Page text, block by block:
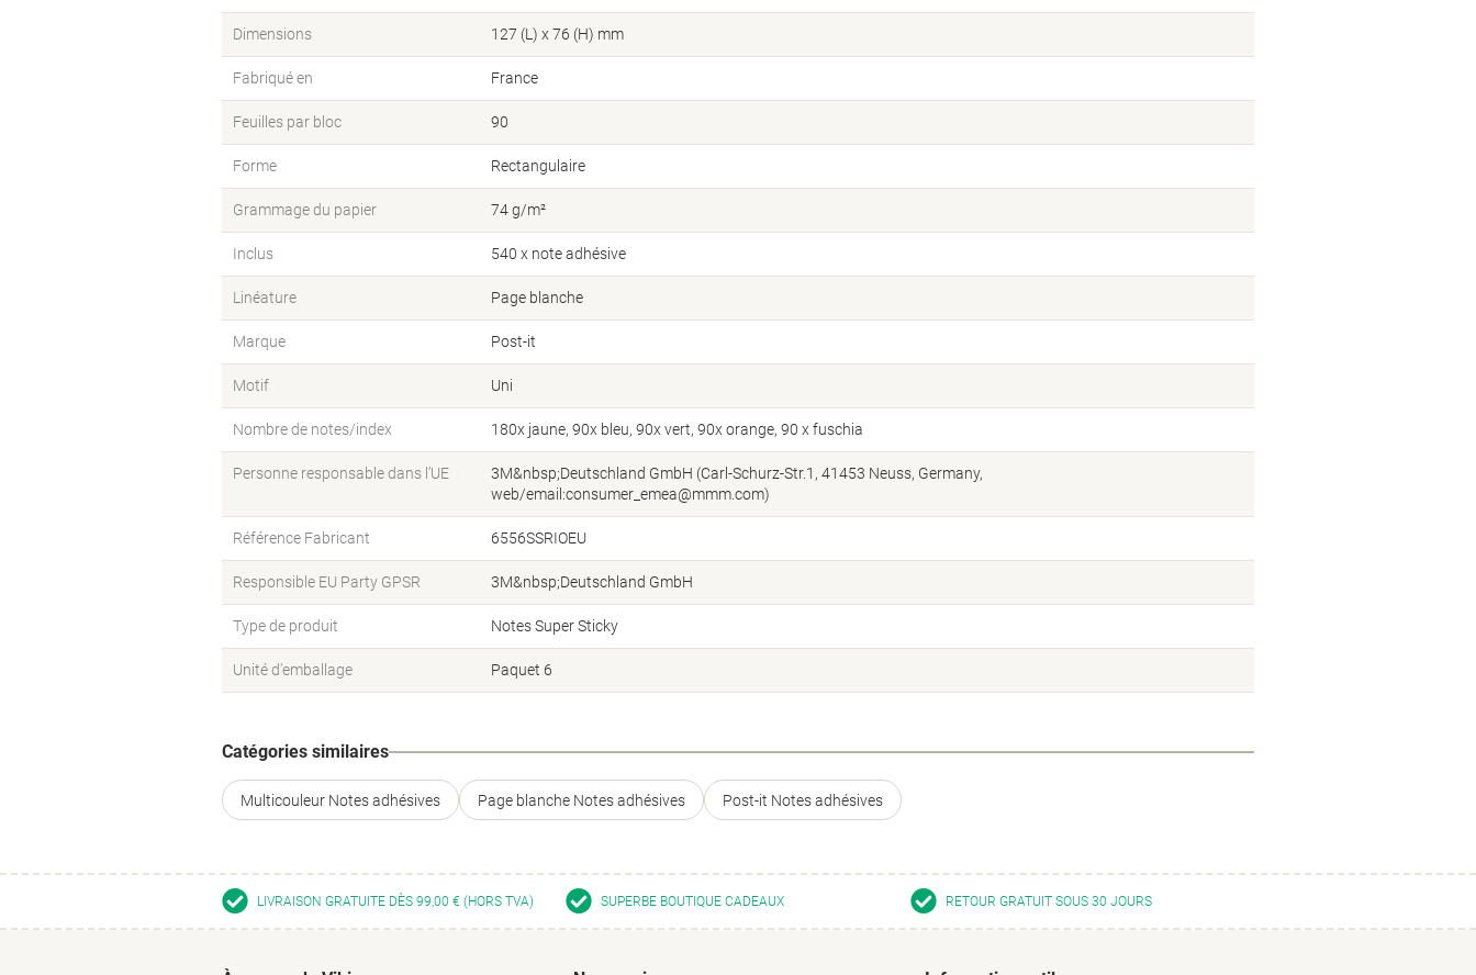
Dimensions 127 (L) x 76 (H) mm
Fabriqué en France
Feuilles par bloc 90
Forme Rectangulaire
Grammage du papier 74 g/m²
Inclus 540 x note adhésive
Linéature Page blanche
Marque Post-it
Motif Uni
Nombre de notes/index 180x jaune, 90x bleu, 90x vert, 90x orange, 90 x fuschia
Personne responsable dans l’UE
3M&nbsp;Deutschland GmbH (Carl-Schurz-Str.1, 41453 Neuss, Germany,
web/email:consumer_emea@mmm.com)
Référence Fabricant 6556SSRIOEU
Responsible EU Party GPSR 3M&nbsp;Deutschland GmbH
Type de produit Notes Super Sticky
Unité d'emballage Paquet 6
Catégories similaires
Multicouleur Notes adhésives Page blanche Notes adhésives Post-it Notes adhésives
LIVRAISON GRATUITE DÈS 99,00 € (HORS TVA) SUPERBE BOUTIQUE CADEAUX RETOUR GRATUIT SOUS 30 JOURS